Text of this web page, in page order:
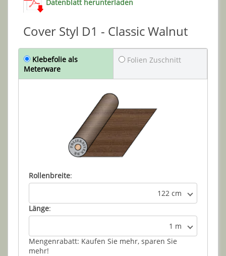
Datenblatt herunterladen
Cover Styl D1 - Classic Walnut
Klebefolie als
Meterware
Folien Zuschnitt
Rollenbreite:
122 cm
Länge:
1 m
Mengenrabatt: Kaufen Sie mehr, sparen Sie
mehr!